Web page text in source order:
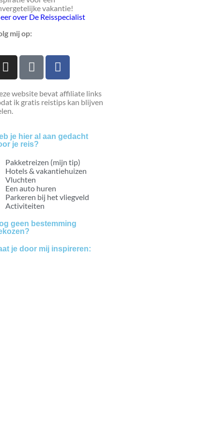
vakantie!
over De Reisspecialist
mij op:
website bevat affiliate links
ik gratis reistips kan blijven
je hier al aan gedacht
je reis?
Pakketreizen (mijn tip)
Hotels & vakantiehuizen
Vluchten
Een auto huren
Parkeren bij het vliegveld
Activiteiten
geen bestemming
je door mij inspireren: